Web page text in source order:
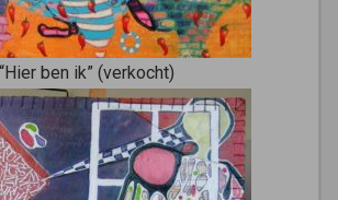
“Hier ben ik” (verkocht)